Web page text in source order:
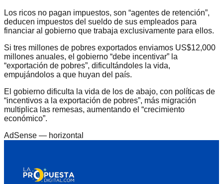
Los ricos no pagan impuestos, son “agentes de retención”,
deducen impuestos del sueldo de sus empleados para
financiar al gobierno que trabaja exclusivamente para ellos.
Si tres millones de pobres exportados enviamos US$12,000
millones anuales, el gobierno “debe incentivar” la
“exportación de pobres”, dificultándoles la vida,
empujándolos a que huyan del país.
El gobierno dificulta la vida de los de abajo, con políticas de
“incentivos a la exportación de pobres”, más migración
multiplica las remesas, aumentando el “crecimiento
económico”.
AdSense — horizontal